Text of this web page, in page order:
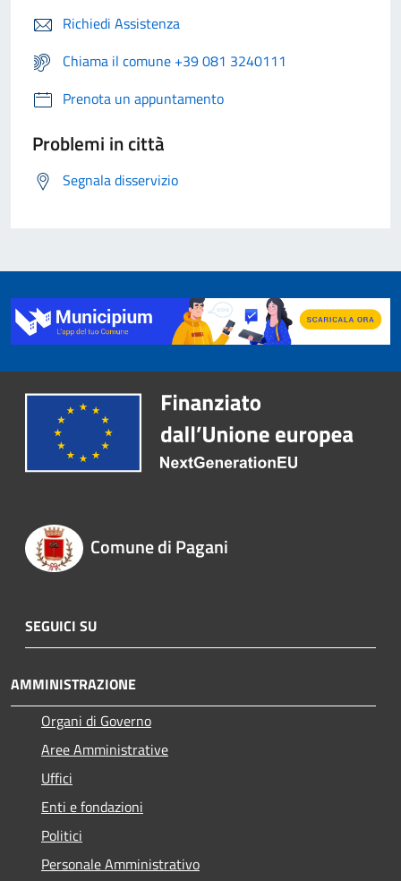
Richiedi Assistenza
Chiama il comune +39 081 3240111
Prenota un appuntamento
Problemi in città
Segnala disservizio
Comune di Pagani
SEGUICI SU
AMMINISTRAZIONE
Organi di Governo
Aree Amministrative
Uffici
Enti e fondazioni
Politici
Personale Amministrativo